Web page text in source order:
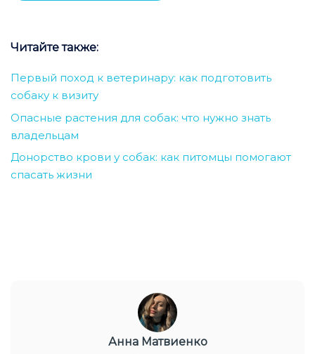
Читайте также:
Первый поход к ветеринару: как подготовить
собаку к визиту
Опасные растения для собак: что нужно знать
владельцам
Донорство крови у собак: как питомцы помогают
спасать жизни
Анна Матвиенко